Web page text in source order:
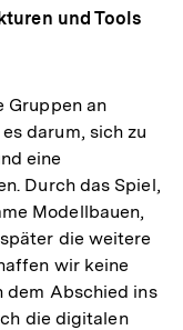
und Tools
Gruppen an
darum, sich zu
eine
Durch das Spiel,
Modellbauen,
die weitere
wir keine
dem Abschied ins
die digitalen